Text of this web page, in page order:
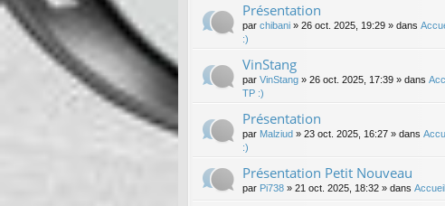
Présentation
par chibani » 26 oct. 2025, 19:29 » dans
:)
VinStang
par VinStang » 26 oct. 2025, 17:39 » dans
TP :)
Présentation
par Malziud » 23 oct. 2025, 16:27 » dans
:)
Présentation Petit Nouveau
par Pi738 » 21 oct. 2025, 18:32 » dans